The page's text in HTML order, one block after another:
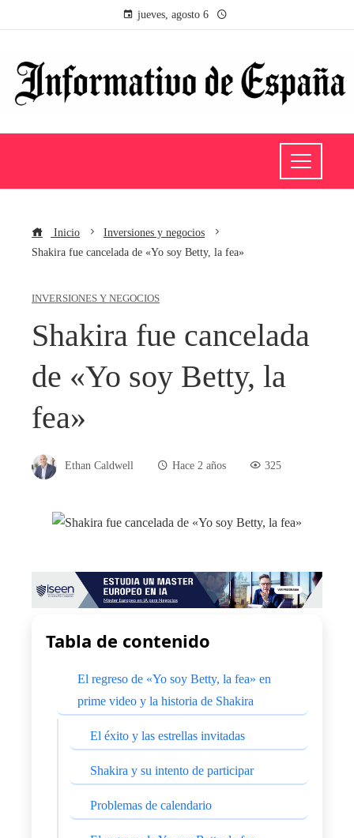
jueves, agosto 6
Inicio
Inversiones y negocios
Shakira fue cancelada de «Yo soy Betty, la fea»
INVERSIONES Y NEGOCIOS
Shakira fue cancelada
de «Yo soy Betty, la
fea»
Ethan Caldwell Hace 2 años 325
Tabla de contenido
El regreso de «Yo soy Betty, la fea» en
prime video y la historia de Shakira
El éxito y las estrellas invitadas
Shakira y su intento de participar
Problemas de calendario